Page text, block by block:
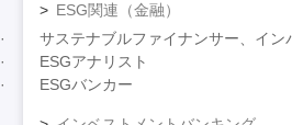
ESG関連（金融）
サステナブルファイナンサー、イン
ESGアナリスト
ESGバンカー